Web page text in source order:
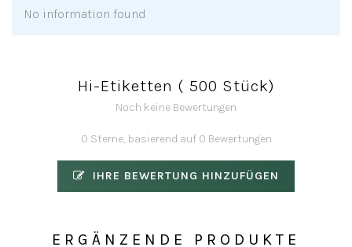
No information found
Hi-Etiketten ( 500 Stück)
Noch keine Bewertungen
0 Sterne, basierend auf 0 Bewertungen
IHRE BEWERTUNG HINZUFÜGEN
ERGÄNZENDE PRODUKTE